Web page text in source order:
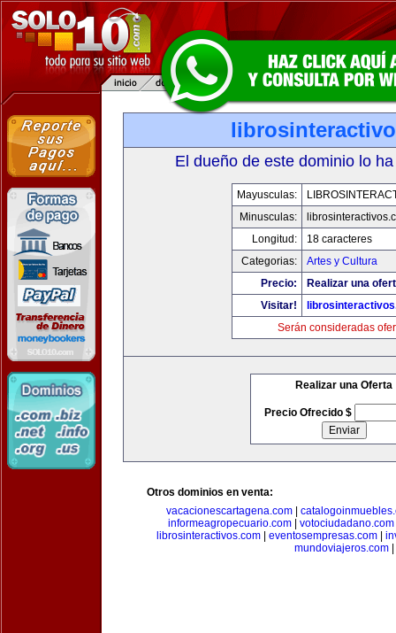
El dueño de este dominio lo
Mayusculas:
Minusculas:
Longitud:
18 caracteres
Categorias:
Artes y Cultura
Precio:
Realizar una
Visitar!
Serán consideradas
Realizar una Oferta
Precio Ofrecido $
Otros dominios en venta:
vacacionescartagena.com
informeagropecuario.com| votociudadano.com
librosinteractivos.com| eventosempresas.com|
mundoviajeros.com|